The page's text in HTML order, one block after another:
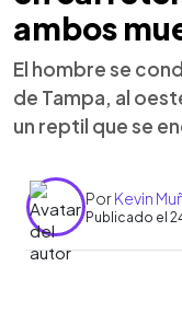
ambos
El hombre se
de Tampa, al
un reptil que se
PorKevin
Publicado el